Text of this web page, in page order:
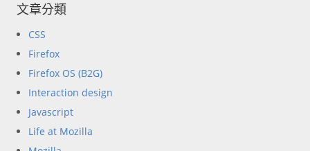
文章分類
CSS
Firefox
Firefox OS (B2G)
Interaction design
Javascript
Life at Mozilla